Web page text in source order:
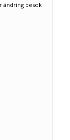
ändring besök